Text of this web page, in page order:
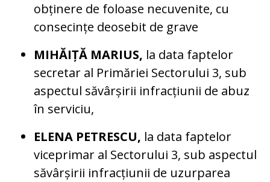
obținere de foloase necuvenite, cu
consecințe deosebit de grave
MIHĂIȚĂ MARIUS, la data faptelor
secretar al Primăriei Sectorului 3, sub
aspectul săvârșirii infracțiunii de abuz
în serviciu,
ELENA PETRESCU, la data faptelor
viceprimar al Sectorului 3, sub aspectul
săvârșirii infracțiunii de uzurparea